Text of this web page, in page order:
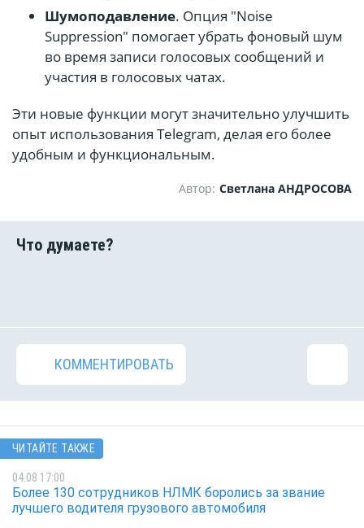
Шумоподавление. Опция "Noise
Suppression" помогает убрать фоновый шум
во время записи голосовых сообщений и
участия в голосовых чатах.
Эти новые функции могут значительно улучшить
опыт использования Telegram, делая его более
удобным и функциональным.
Автор: Светлана АНДРОСОВА
КОММЕНТИРОВАТЬ
ЧИТАЙТЕ ТАКЖЕ
04.08 17:00
Более 130 сотрудников НЛМК боролись за звание
лучшего водителя грузового автомобиля